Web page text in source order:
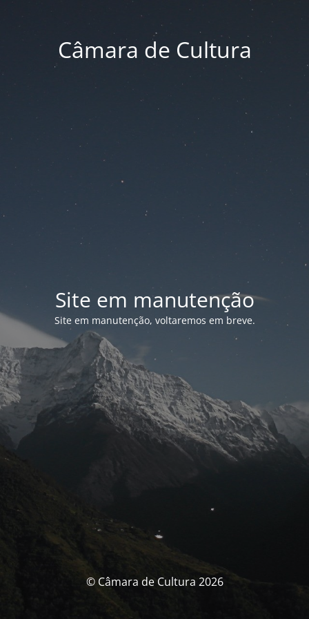
Câmara de Cultura
Site em manutenção
Site em manutenção, voltaremos em breve.
© Câmara de Cultura 2026